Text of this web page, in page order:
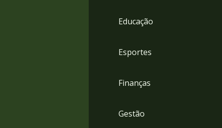
Educação
Esportes
Finanças
Gestão